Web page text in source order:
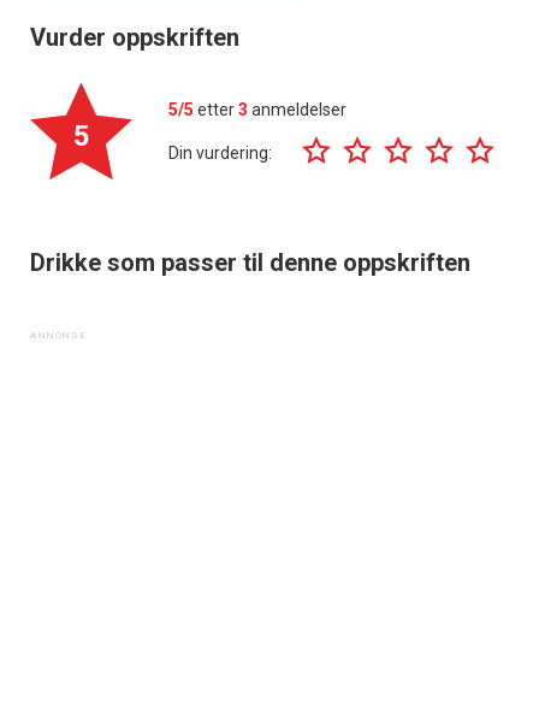
Vurder oppskriften
5
5/5 etter3 anmeldelser
Din vurdering:
Drikke som passer til denne oppskriften